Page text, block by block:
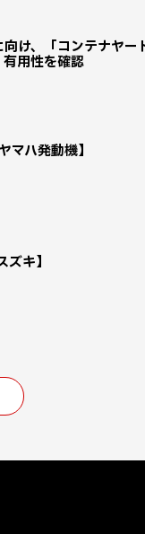
け、「コンテナヤー
用性を確認
ハ発動機】
キ】